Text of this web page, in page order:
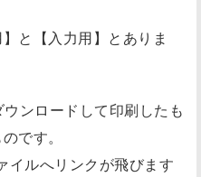
と【入力用】とありま
ンロードして印刷したも
です。
イルへリンクが飛びます